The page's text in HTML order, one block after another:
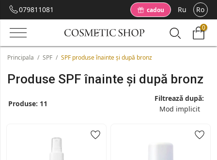
079811081 cadou Ru Ro
0
Principala / SPF / SPF produse înainte și după bronz
Produse SPF înainte și după bronz
Produse: 11
Filtrează după: